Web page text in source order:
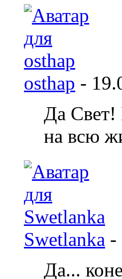
osthap -
Да Свет!
на всю
Swetlanka -
Да...